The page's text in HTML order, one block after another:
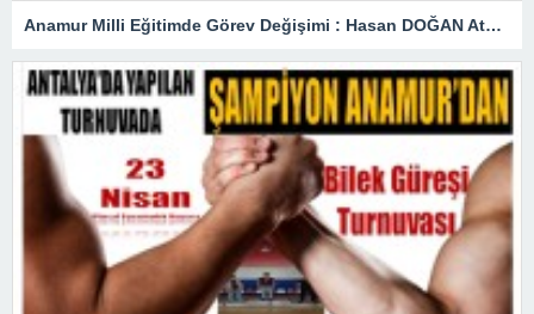
Anamur Milli Eğitimde Görev Değişimi : Hasan DOĞAN Atandı